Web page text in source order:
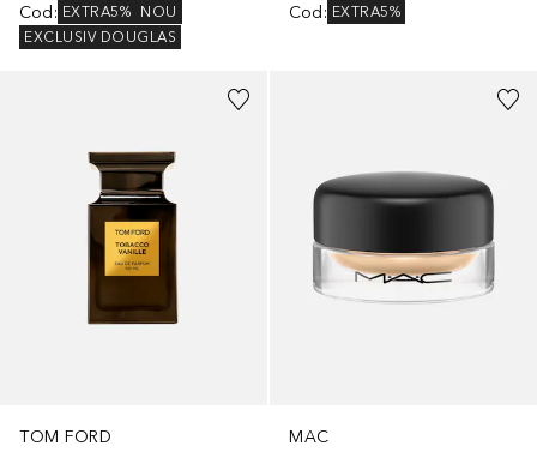
Cod : EXTRA5%
NOU
EXCLUSIV DOUGLAS
Cod : EXTRA5%
TOM FORD MAC